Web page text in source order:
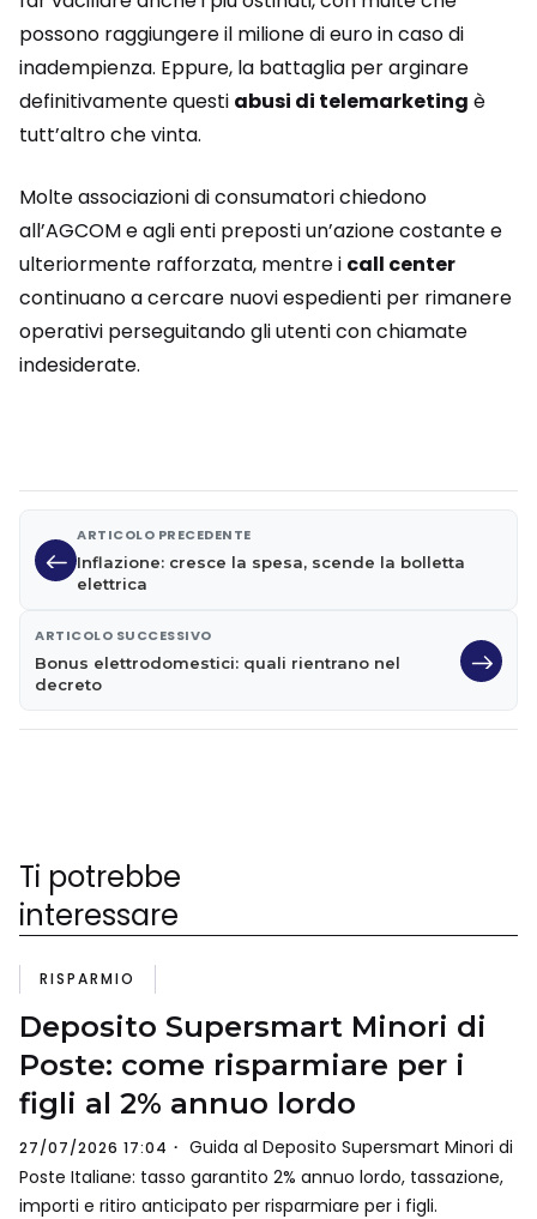
possono raggiungere il milione di euro in caso di
inadempienza. Eppure, la battaglia per arginare
definitivamente questi abusi di telemarketing è
tutt’altro che vinta.
Molte associazioni di consumatori chiedono
all’AGCOM e agli enti preposti un’azione costante e
ulteriormente rafforzata, mentre i call center
continuano a cercare nuovi espedienti per rimanere
operativi perseguitando gli utenti con chiamate
indesiderate.
ARTICOLO PRECEDENTE
Inflazione: cresce la spesa, scende la bolletta
elettrica
ARTICOLO SUCCESSIVO
Bonus elettrodomestici: quali rientrano nel
decreto
Ti potrebbe
interessare
RISPARMIO
Deposito Supersmart Minori di
Poste: come risparmiare per i
figli al 2% annuo lordo
27/07/2026 17:04
Guida al Deposito Supersmart Minori di
Poste Italiane: tasso garantito 2% annuo lordo, tassazione,
importi e ritiro anticipato per risparmiare per i figli.